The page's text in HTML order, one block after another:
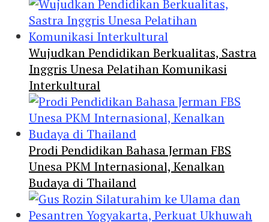
Wujudkan Pendidikan Berkualitas, Sastra
Inggris Unesa Pelatihan Komunikasi
Interkultural
Prodi Pendidikan Bahasa Jerman FBS
Unesa PKM Internasional, Kenalkan
Budaya di Thailand